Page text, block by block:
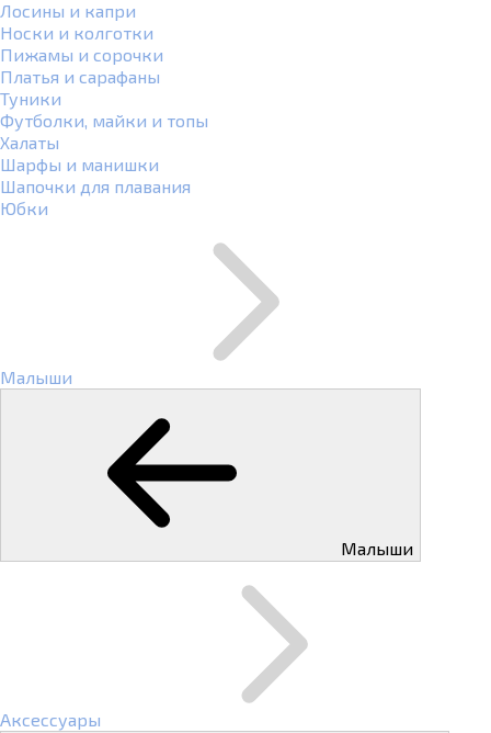
Лосины и капри
Носки и колготки
Пижамы и сорочки
Платья и сарафаны
Туники
Футболки, майки и топы
Халаты
Шарфы и манишки
Шапочки для плавания
Юбки
Малыши
Малыши
Аксессуары